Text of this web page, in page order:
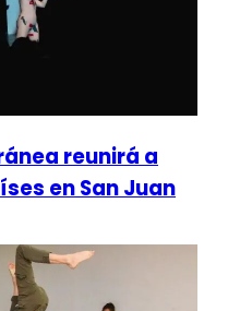
reunirá a
en San Juan